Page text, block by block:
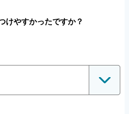
けやすかったですか？